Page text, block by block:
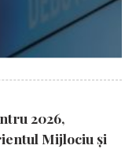
2026,
Mijlociu și